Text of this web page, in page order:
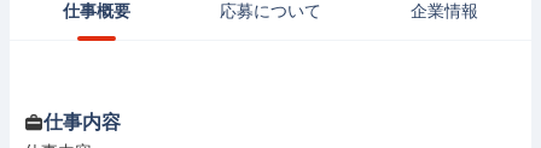
仕事概要 応募について 企業情報
仕事内容